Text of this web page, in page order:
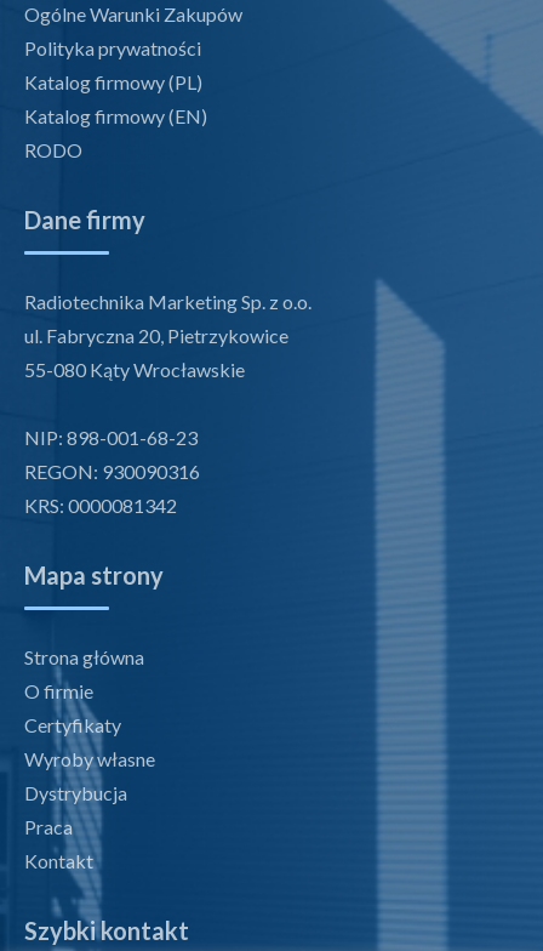
Ogólne Warunki Zakupów
Polityka prywatności
Katalog firmowy (PL)
Katalog firmowy (EN)
RODO
Dane firmy
Radiotechnika Marketing Sp. z o.o.
ul. Fabryczna 20, Pietrzykowice
55-080 Kąty Wrocławskie
NIP: 898-001-68-23
REGON: 930090316
KRS: 0000081342
Mapa strony
Strona główna
O firmie
Certyfikaty
Wyroby własne
Dystrybucja
Praca
Kontakt
Szybki kontakt